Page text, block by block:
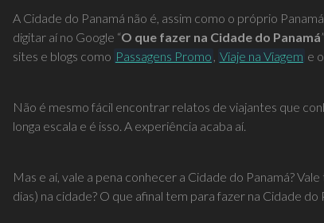
A Cidade do Panamá não é, assim como o próprio
digitar aí no Google “O que fazer na Cidade do Panamá
sites e blogs como Passagens Promo , Viaje na Viagem e
Não é mesmo fácil encontrar relatos de viajantes que
longa escala e é isso. A experiência acaba aí.
Mas e aí, vale a pena conhecer a Cidade do Panamá?
dias) na cidade? O que afinal tem para fazer na Cidade do